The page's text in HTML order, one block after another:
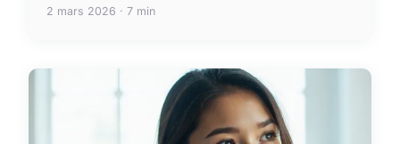
2 mars 2026 · 7 min